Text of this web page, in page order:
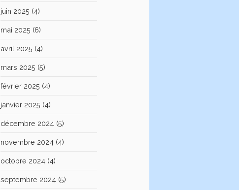
juin 2025 (4)
mai 2025 (6)
avril 2025 (4)
mars 2025 (5)
février 2025 (4)
janvier 2025 (4)
décembre 2024 (5)
novembre 2024 (4)
octobre 2024 (4)
septembre 2024 (5)